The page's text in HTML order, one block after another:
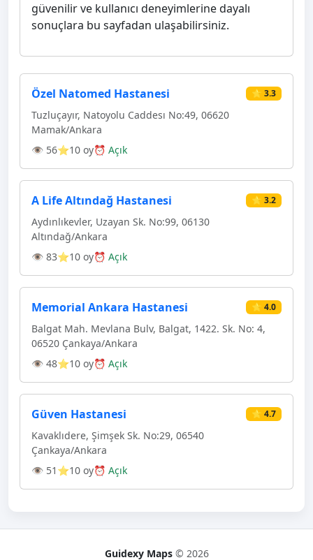
güvenilir ve kullanıcı deneyimlerine dayalı
sonuçlara bu sayfadan ulaşabilirsiniz.
Özel Natomed Hastanesi ⭐ 3.3
Tuzluçayır, Natoyolu Caddesı No:49, 06620
Mamak/Ankara
👁 56⭐10 oy⏰ Açık
A Life Altındağ Hastanesi ⭐ 3.2
Aydınlıkevler, Uzayan Sk. No:99, 06130
Altındağ/Ankara
👁 83⭐10 oy⏰ Açık
Memorial Ankara Hastanesi ⭐ 4.0
Balgat Mah. Mevlana Bulv, Balgat, 1422. Sk. No: 4,
06520 Çankaya/Ankara
👁 48⭐10 oy⏰ Açık
Güven Hastanesi ⭐ 4.7
Kavaklıdere, Şimşek Sk. No:29, 06540
Çankaya/Ankara
👁 51 ⭐10 oy⏰ Açık
Guidexy Maps© 2026